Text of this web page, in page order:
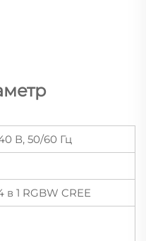
В, 50/60 Гц
в 1 RGBW CREE